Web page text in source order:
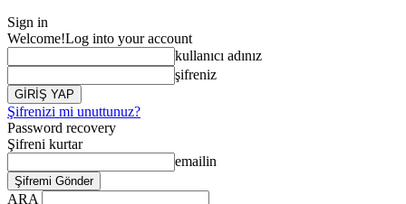
Sign in
Welcome!Log into your account
kullanıcı adınız
şifreniz
Şifrenizi mi unuttunuz?
Password recovery
Şifreni kurtar
emailin
ARA